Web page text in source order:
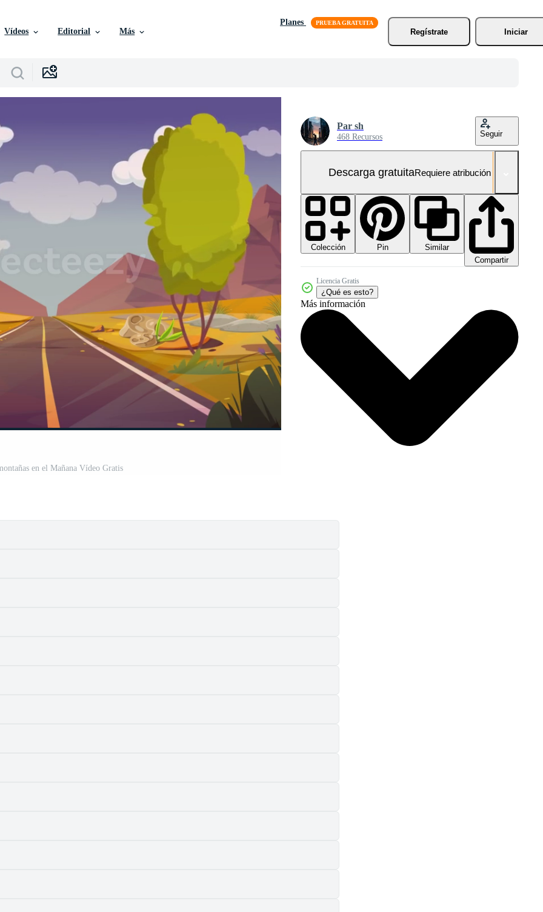
Vídeos Editorial Más
Planes
Regístrate
Iniciar
en el Mañana Vídeo Gratis
Par sh
468 Recursos Seguir
Descarga gratuitaRequiere atribución
Colección Pin
Similar
Compartir
Licencia Gratis
¿Qué es esto?
Más información